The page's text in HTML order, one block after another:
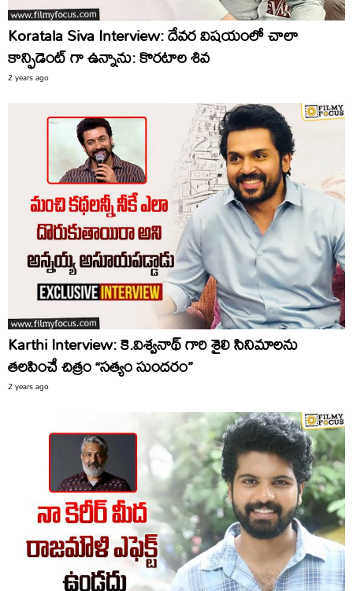
Koratala Siva Interview: దేవర విషయంలో చాలా
కాన్ఫిడెంట్ గా ఉన్నాను: కొరటాల శివ
2 years ago
Karthi Interview: కె.విశ్వనాథ్ గారి శైలి సినిమాలను
తలపించే చిత్రం “సత్యం సుందరం”
2 years ago